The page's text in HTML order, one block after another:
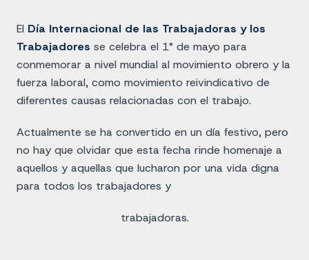
El Día Internacional de las Trabajadoras y los
Trabajadores se celebra el 1° de mayo para
conmemorar a nivel mundial al movimiento obrero y la
fuerza laboral, como movimiento reivindicativo de
diferentes causas relacionadas con el trabajo.
Actualmente se ha convertido en un día festivo, pero
no hay que olvidar que esta fecha rinde homenaje a
aquellos y aquellas que lucharon por una vida digna
para todos los trabajadores y
trabajadoras.